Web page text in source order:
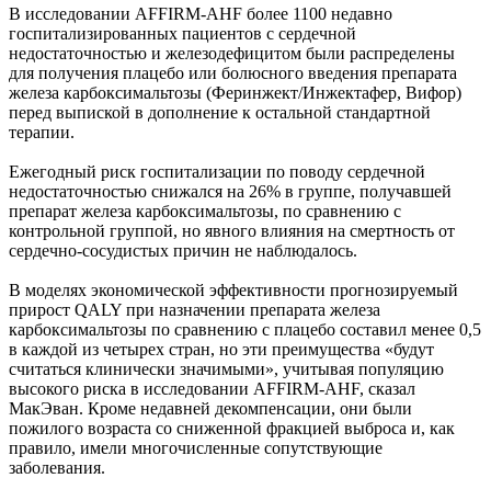
В исследовании AFFIRM-AHF более 1100 недавно
госпитализированных пациентов с сердечной
недостаточностью и железодефицитом были распределены
для получения плацебо или болюсного введения препарата
железа карбоксимальтозы (Феринжект/Инжектафер, Вифор)
перед выпиской в дополнение к остальной стандартной
терапии.
Ежегодный риск госпитализации по поводу сердечной
недостаточностью снижался на 26% в группе, получавшей
препарат железа карбоксимальтозы, по сравнению с
контрольной группой, но явного влияния на смертность от
сердечно-сосудистых причин не наблюдалось.
В моделях экономической эффективности прогнозируемый
прирост QALY при назначении препарата железа
карбоксимальтозы по сравнению с плацебо составил менее 0,5
в каждой из четырех стран, но эти преимущества «будут
считаться клинически значимыми», учитывая популяцию
высокого риска в исследовании AFFIRM-AHF, сказал
МакЭван. Кроме недавней декомпенсации, они были
пожилого возраста со сниженной фракцией выброса и, как
правило, имели многочисленные сопутствующие
заболевания.